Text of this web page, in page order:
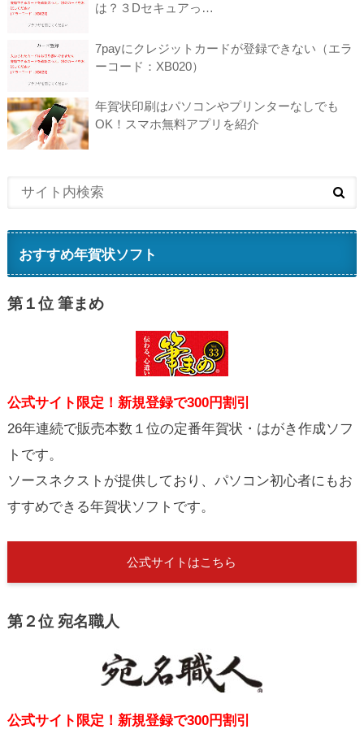
は？３Dセキュアっ…
7payにクレジットカードが登録できない（エラ
ーコード：XB020）
年賀状印刷はパソコンやプリンターなしでも
OK！スマホ無料アプリを紹介
おすすめ年賀状ソフト
第１位 筆まめ
公式サイト限定！新規登録で300円割引
26年連続で販売本数１位の定番年賀状・はがき作成ソフ
トです。
ソースネクストが提供しており、パソコン初心者にもお
すすめできる年賀状ソフトです。
公式サイトはこちら
第２位 宛名職人
公式サイト限定！新規登録で300円割引